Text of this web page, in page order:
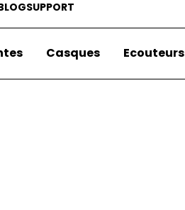
SUPPORT
Casques Ecouteurs